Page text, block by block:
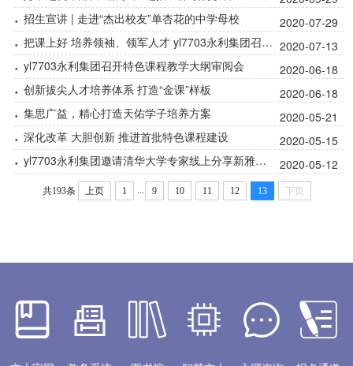
· 招生宣讲 | 走进“杰出校友”单杏花的中学母校 2020-07-29
· 把课上好 培养领袖、领军人才 yl7703永利集团召开任课教师座谈会 2020-07-13
· yl7703永利集团召开特色课程教学大纲审阅会 2020-06-18
· 创新拔尖人才培养体系 打造“金课”样板 2020-06-18
· 集思广益，精心打造天佑学子培养方案 2020-05-21
· 深化改革 大胆创新 推进首批特色课程建设 2020-05-15
· yl7703永利集团邀请清华大学专家线上分享新雅书院办学经验 2020-05-12
共193条 上页 1 9 10 11 12 13 下页